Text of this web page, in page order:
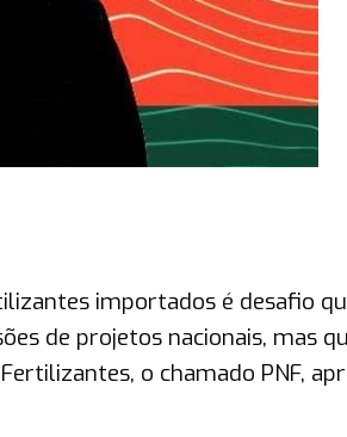
importados é desafio
de projetos nacionais, mas
o chamado PNF,